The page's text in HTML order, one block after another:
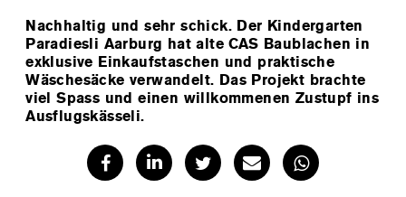
Nachhaltig und sehr schick. Der Kindergarten
Paradiesli Aarburg hat alte CAS Baublachen in
exklusive Einkaufstaschen und praktische
Wäschesäcke verwandelt. Das Projekt brachte
viel Spass und einen willkommenen Zustupf ins
Ausflugskässeli.